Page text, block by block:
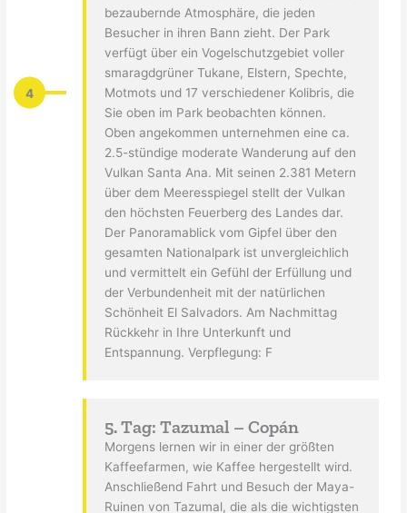
4
bezaubernde Atmosphäre, die jeden
Besucher in ihren Bann zieht. Der Park
verfügt über ein Vogelschutzgebiet voller
smaragdgrüner Tukane, Elstern, Spechte,
Motmots und 17 verschiedener Kolibris, die
Sie oben im Park beobachten können.
Oben angekommen unternehmen eine ca.
2.5-stündige moderate Wanderung auf den
Vulkan Santa Ana. Mit seinen 2.381 Metern
über dem Meeresspiegel stellt der Vulkan
den höchsten Feuerberg des Landes dar.
Der Panoramablick vom Gipfel über den
gesamten Nationalpark ist unvergleichlich
und vermittelt ein Gefühl der Erfüllung und
der Verbundenheit mit der natürlichen
Schönheit El Salvadors. Am Nachmittag
Rückkehr in Ihre Unterkunft und
Entspannung. Verpflegung: F
5. Tag: Tazumal – Copán
Morgens lernen wir in einer der größten
Kaffeefarmen, wie Kaffee hergestellt wird.
Anschließend Fahrt und Besuch der Maya-
Ruinen von Tazumal, die als die wichtigsten